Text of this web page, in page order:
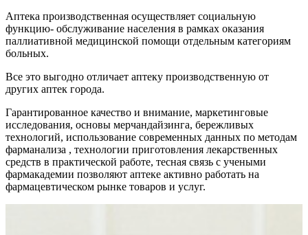
Аптека производственная осуществляет социальную
функцию- обслуживание населения в рамках оказания
паллиативной медицинской помощи отдельным категориям
больных.
Все это выгодно отличает аптеку производственную от
других аптек города.
Гарантированное качество и внимание, маркетинговые
исследования, основы мерчандайзинга, бережливых
технологий, использование современных данных по методам
фарманализа , технологии приготовления лекарственных
средств в практической работе, тесная связь с учеными
фармакадемии позволяют аптеке активно работать на
фармацевтическом рынке товаров и услуг.